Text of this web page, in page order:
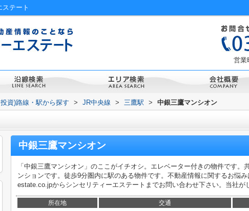
テート
営業
資)路線・駅から探す > JR中央線 > 三鷹駅 > 中銀三鷹マンシオン
中銀三鷹マンシオン
「中銀三鷹マンシオン」のここがイチオシ。エレベーター付きの物件です。
ンションです。徒歩9分圏内に駅のある物件です。不動産情報に関するお悩
estate.co.jpからシンセリティーエステートまでお問い合わせ下さい。当社が
所在地 交通